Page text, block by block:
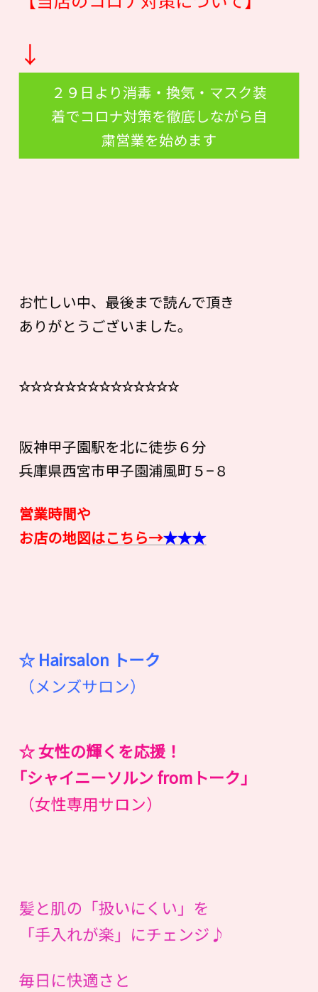
↓
２９日より消毒・換気・マスク装
着でコロナ対策を徹底しながら自
粛営業を始めます
お忙しい中、最後まで読んで頂き
ありがとうございました。
☆☆☆☆☆☆☆☆☆☆☆☆☆☆
阪神甲子園駅を北に徒歩６分
兵庫県西宮市甲子園浦風町５−８
営業時間や
お店の地図はこちら→★★★
☆ Hairsalon トーク
（メンズサロン）
☆ 女性の輝くを応援！
｢シャイニーソルン fromトーク｣
（女性専用サロン）
髪と肌の「扱いにくい」を
「手入れが楽」にチェンジ♪
毎日に快適さと